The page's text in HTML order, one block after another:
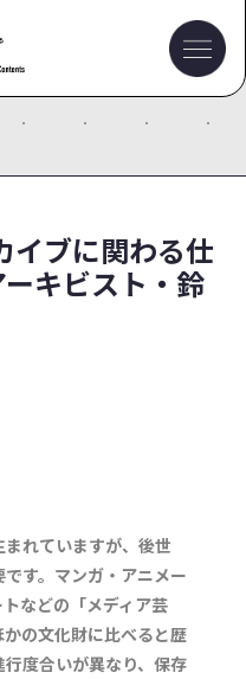
イブに関わる仕
キビスト・鈴
れていますが、後世
す。マンガ・アニメー
などの「メディア芸
の文化財に比べると歴
度合いが異なり、保存